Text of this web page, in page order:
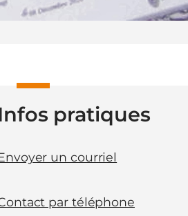
pratiques
un courriel
par téléphone